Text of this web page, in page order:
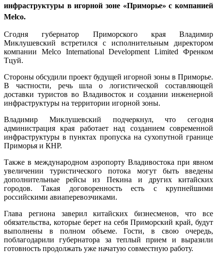
инфраструктуры в игорной зоне «Приморье» с компанией
Melco.
Сгодня губернатор Приморского края Владимир
Миклушевский встретился с исполнительным директором
компании Melco International Development Limited Френком
Тцуй.
Стороны обсудили проект будущей игорной зоны в Приморье.
В частности, речь шла о логистической составляющей
доставки туристов во Владивосток и создании инженерной
инфраструктуры на территории игорной зоны.
Владимир Миклушевский подчеркнул, что сегодня
администрация края работает над созданием современной
инфраструктуры в пунктах пропуска на сухопутной границе
Приморья и КНР.
Также в международном аэропорту Владивостока при явном
увеличении туристического потока могут быть введены
дополнительные рейсы из Пекина и других китайских
городов. Такая договоренность есть с крупнейшими
российскими авиаперевозчиками.
Глава региона заверил китайских бизнесменов, что все
обязательства, которые берет на себя Приморский край, будут
выполнены в полном объеме. Гости, в свою очередь,
поблагодарили губернатора за теплый прием и выразили
готовность продолжать уже начатую совместную работу.